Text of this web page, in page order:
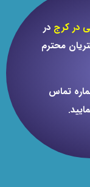
در کرج در
محترم
تماس